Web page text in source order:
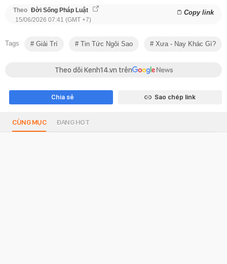
Theo Đời Sống Pháp Luật Copy link
15/06/2026 07:41 (GMT +7)
Tags Giải Trí Tin Tức Ngôi Sao Xưa - Nay Khác Gì?
Theo dõi Kenh14.vn trên
Chia sẻ Sao chép link
CÙNG MỤC ĐANG HOT